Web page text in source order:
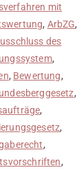
mit
, ArbZG,
des
,
, Bewertung,
,
,
,
,
,